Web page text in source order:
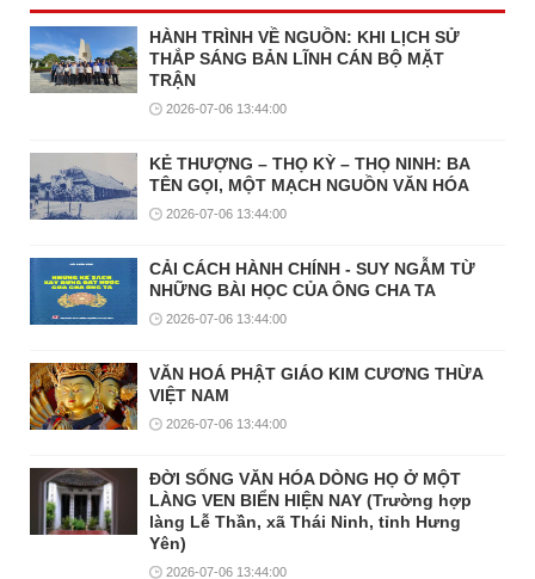
HÀNH TRÌNH VỀ NGUỒN: KHI LỊCH SỬ
THẮP SÁNG BẢN LĨNH CÁN BỘ MẶT
TRẬN
2026-07-06 13:44:00
KẺ THƯỢNG – THỌ KỲ – THỌ NINH: BA
TÊN GỌI, MỘT MẠCH NGUỒN VĂN HÓA
2026-07-06 13:44:00
CẢI CÁCH HÀNH CHÍNH - SUY NGẪM TỪ
NHỮNG BÀI HỌC CỦA ÔNG CHA TA
2026-07-06 13:44:00
VĂN HOÁ PHẬT GIÁO KIM CƯƠNG THỪA
VIỆT NAM
2026-07-06 13:44:00
ĐỜI SỐNG VĂN HÓA DÒNG HỌ Ở MỘT
LÀNG VEN BIỂN HIỆN NAY (Trường hợp
làng Lễ Thần, xã Thái Ninh, tỉnh Hưng
Yên)
2026-07-06 13:44:00